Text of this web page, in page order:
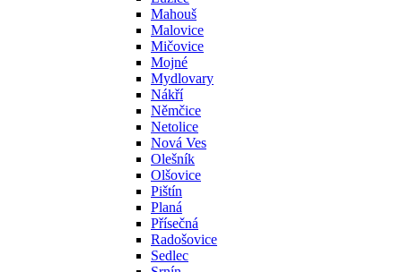
Mahouš
Malovice
Mičovice
Mojné
Mydlovary
Nákří
Němčice
Netolice
Nová Ves
Olešník
Olšovice
Pištín
Planá
Přísečná
Radošovice
Sedlec